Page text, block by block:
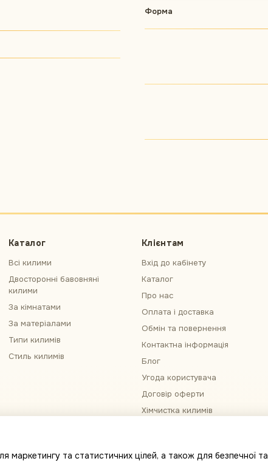
Форма
Каталог
Всі килими
Двосторонні бавовняні
килими
За кімнатами
За матеріалами
Типи килимів
Стиль килимів
Клієнтам
Вхід до кабінету
Каталог
Про нас
Оплата і доставка
Обмін та повернення
Контактна інформація
Блог
Угода користувача
Договір оферти
Хімчистка килимів
Ми в соцмережах
та статистичних цілей, а також для безпечної та